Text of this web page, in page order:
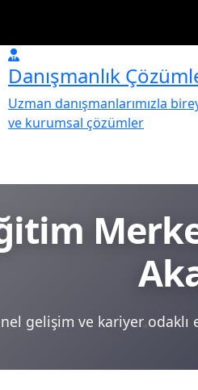
Danışmanlık
Uzman danışmanlarımızla
ve kurumsal çözümler
gelişim ve kariyer